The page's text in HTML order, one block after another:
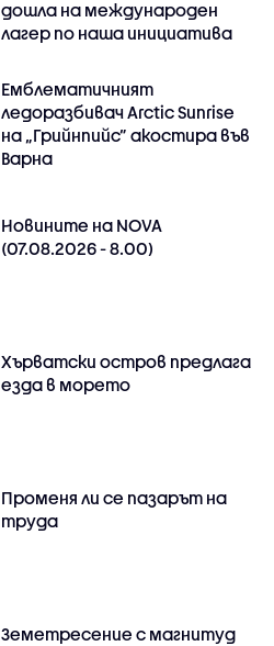
дошла на международен
лагер по наша инициатива
Емблематичният
ледоразбивач Arctic Sunrise
на „Грийнпийс” акостира във
Варна
Новините на NOVA
(07.08.2026 - 8.00)
Хърватски остров предлага
езда в морето
Променя ли се пазарът на
труда
Земетресение с магнитуд